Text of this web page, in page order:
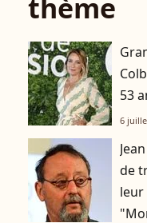
thème
53
6
de
leur